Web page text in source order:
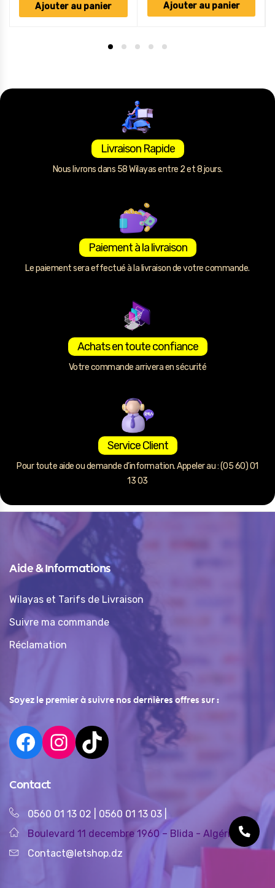
Ajouter au panier Ajouter au panier
Livraison Rapide
Nous livrons dans 58 Wilayas entre 2 et 8 jours.
Paiement à la livraison
Le paiement sera effectué à la livraison de votre commande.
Achats en toute confiance
Votre commande arrivera en sécurité
Service Client
Pour toute aide ou demande d’information. Appeler au : (05 60) 01
13 03
Aide & Informations
Wilayas et Tarifs de Livraison
Suivre ma commande
Réclamation
Soyez le premier à suivre nos dernières offres sur :
Contact
0560 01 13 02 0560 01 13 03
Boulevard 11 decembre 1960 – Blida - Algérie
Contact@letshop.dz